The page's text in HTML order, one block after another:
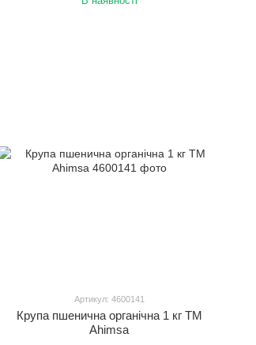
Артикул: 4600141
Крупа пшенична органічна 1 кг ТМ
Ahimsa